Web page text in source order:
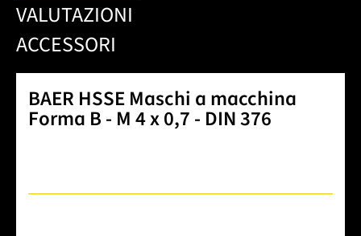
VALUTAZIONI
ACCESSORI
BAER HSSE Maschi a macchina
Forma B - M 4 x 0,7 - DIN 376